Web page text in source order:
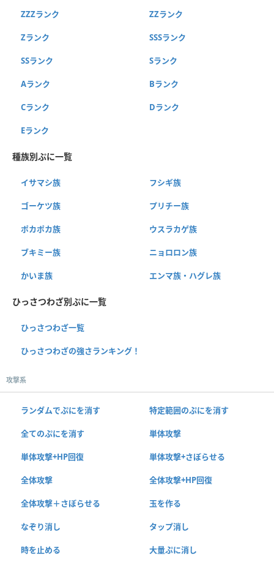
ZZZランク ZZランク
Zランク SSSランク
SSランク Sランク
Aランク Bランク
Cランク Dランク
Eランク
種族別ぷに一覧
イサマシ族 フシギ族
ゴーケツ族 プリチー族
ポカポカ族 ウスラカゲ族
ブキミー族 ニョロロン族
かいま族 エンマ族・ハグレ族
ひっさつわざ別ぷに一覧
ひっさつわざ一覧
ひっさつわざの強さランキング！
攻撃系
ランダムでぷにを消す 特定範囲のぷにを消す
全てのぷにを消す 単体攻撃
単体攻撃+HP回復 単体攻撃+さぼらせる
全体攻撃 全体攻撃+HP回復
全体攻撃＋さぼらせる 玉を作る
なぞり消し タップ消し
時を止める 大量ぷに消し